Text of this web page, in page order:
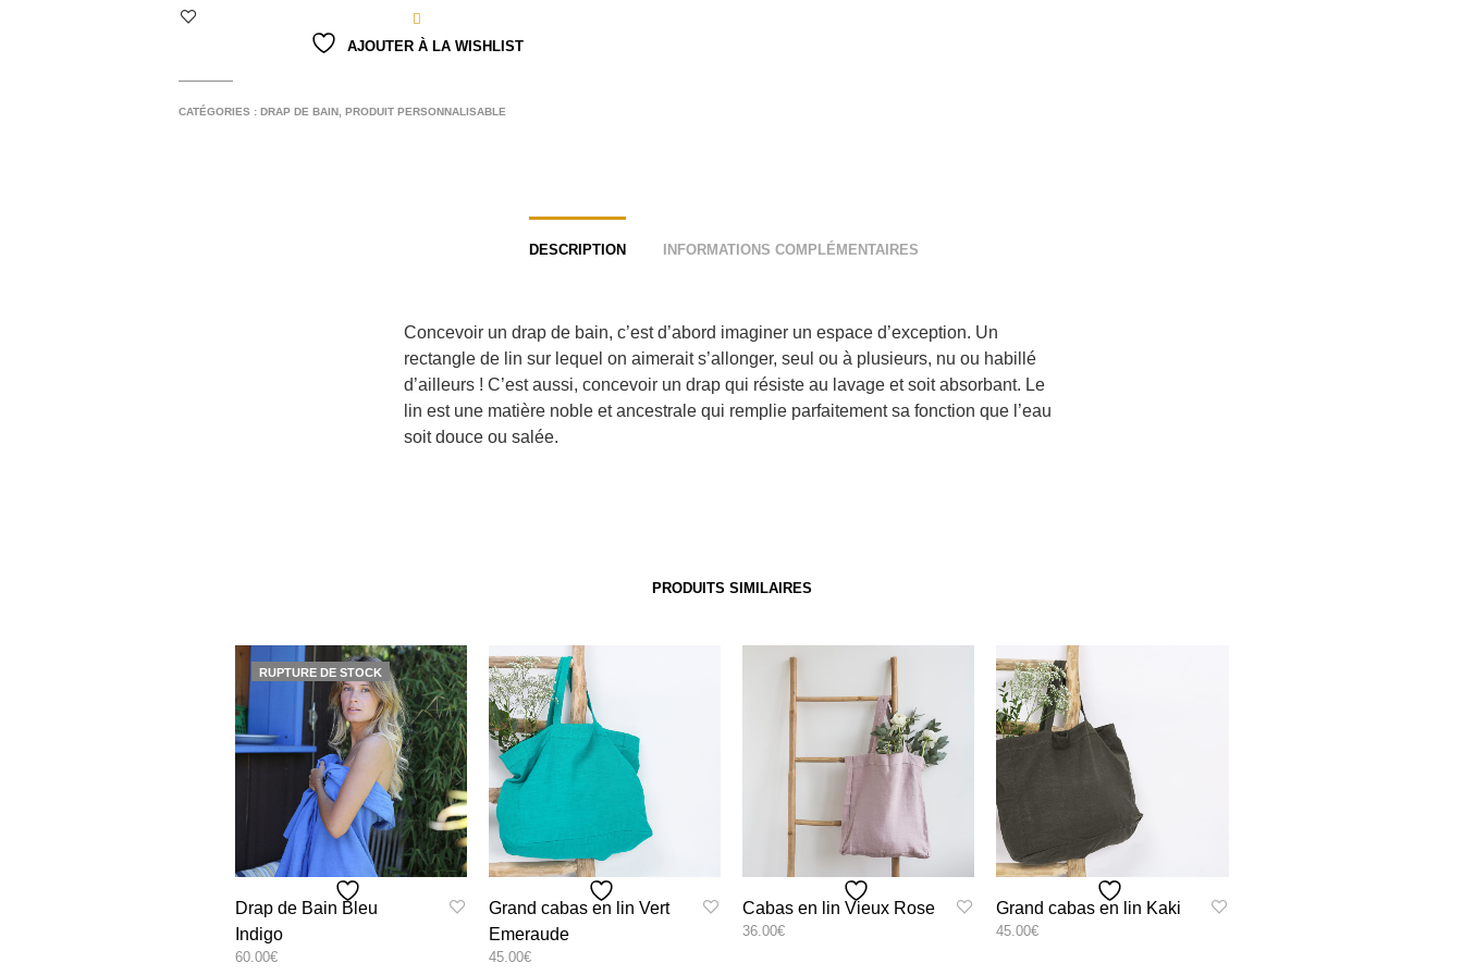
AJOUTER À LA WISHLIST
CATÉGORIES : DRAP DE BAIN, PRODUIT PERSONNALISABLE
DESCRIPTION INFORMATIONS COMPLÉMENTAIRES
Concevoir un drap de bain, c’est d’abord imaginer un espace d’exception. Un
rectangle de lin sur lequel on aimerait s’allonger, seul ou à plusieurs, nu ou habillé
d’ailleurs ! C’est aussi, concevoir un drap qui résiste au lavage et soit absorbant. Le
lin est une matière noble et ancestrale qui remplie parfaitement sa fonction que l’eau
soit douce ou salée.
PRODUITS SIMILAIRES
RUPTURE DE STOCK
Drap de Bain Bleu
Indigo
60.00€
Grand cabas en lin Vert
Emeraude
45.00€
Cabas en lin Vieux Rose
36.00€
Grand cabas en lin Kaki
45.00€